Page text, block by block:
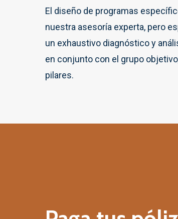
El diseño de programas
nuestra asesoría experta, pero
un exhaustivo diagnóstico y
en conjunto con el grupo
pilares.